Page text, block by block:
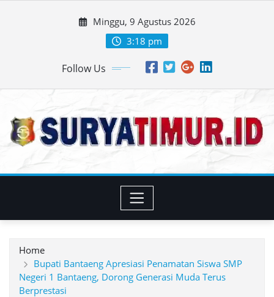
Minggu, 9 Agustus 2026
3:18 pm
Follow Us
Home
Bupati Bantaeng Apresiasi Penamatan Siswa SMP
Negeri 1 Bantaeng, Dorong Generasi Muda Terus
Berprestasi